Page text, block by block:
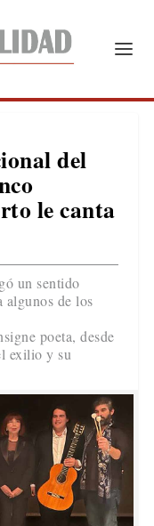
del
le canta
un sentido
algunos de los
poeta, desde
exilio y su